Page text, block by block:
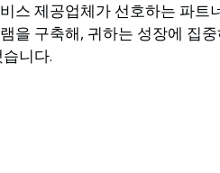
스 제공업체가 선호하는 파트
을 구축해, 귀하는 성장에 집
니다.